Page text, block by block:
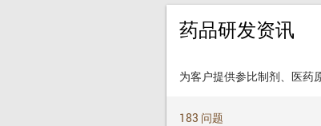
药品研发资讯
183 问题
为客户提供参比制剂、医药